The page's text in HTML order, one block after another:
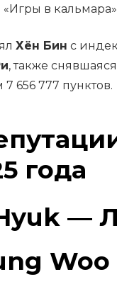
в
Хён Бин с
, также
7 656 777 пунктов.
года
—